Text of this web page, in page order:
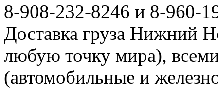
8-908-232-8246 и 8-960-
Доставка груза Нижний
любую точку мира),
(автомобильные и